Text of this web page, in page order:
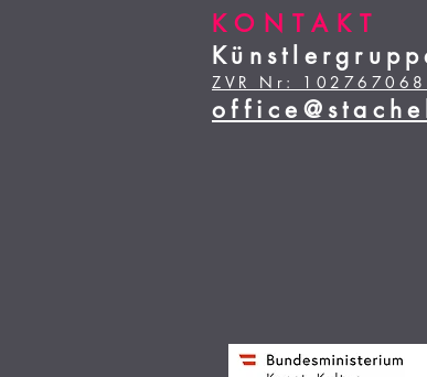
KONTAKT
ZVR Nr: